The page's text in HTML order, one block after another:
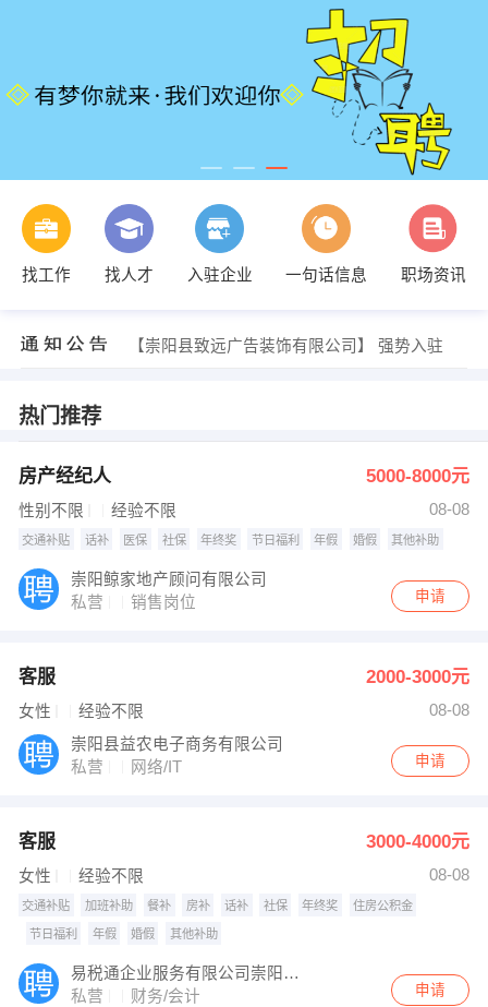
找工作 找人才 入驻企业 一句话信息 职场资讯
发布 [售后专员 ] 招聘信息
【v新娘美甲】 强势入驻
【崇阳县致远广告装饰有限公司】 强势入驻
热门推荐
房产经纪人 5000-8000元
性别不限 经验不限 08-08
交通补贴 话补 医保 社保 年终奖 节日福利 年假 婚假 其他补助
崇阳鲸家地产顾问有限公司
私营
销售岗位 申请
客服 2000-3000元
女性 经验不限
08-08
崇阳县益农电子商务有限公司
私营
网络/IT 申请
客服 3000-4000元
女性 经验不限 08-08
交通补贴 加班补助 餐补 房补 话补 社保 年终奖 住房公积金
节日福利 年假 婚假 其他补助
易税通企业服务有限公司崇阳分公司
私营
财务/会计 申请